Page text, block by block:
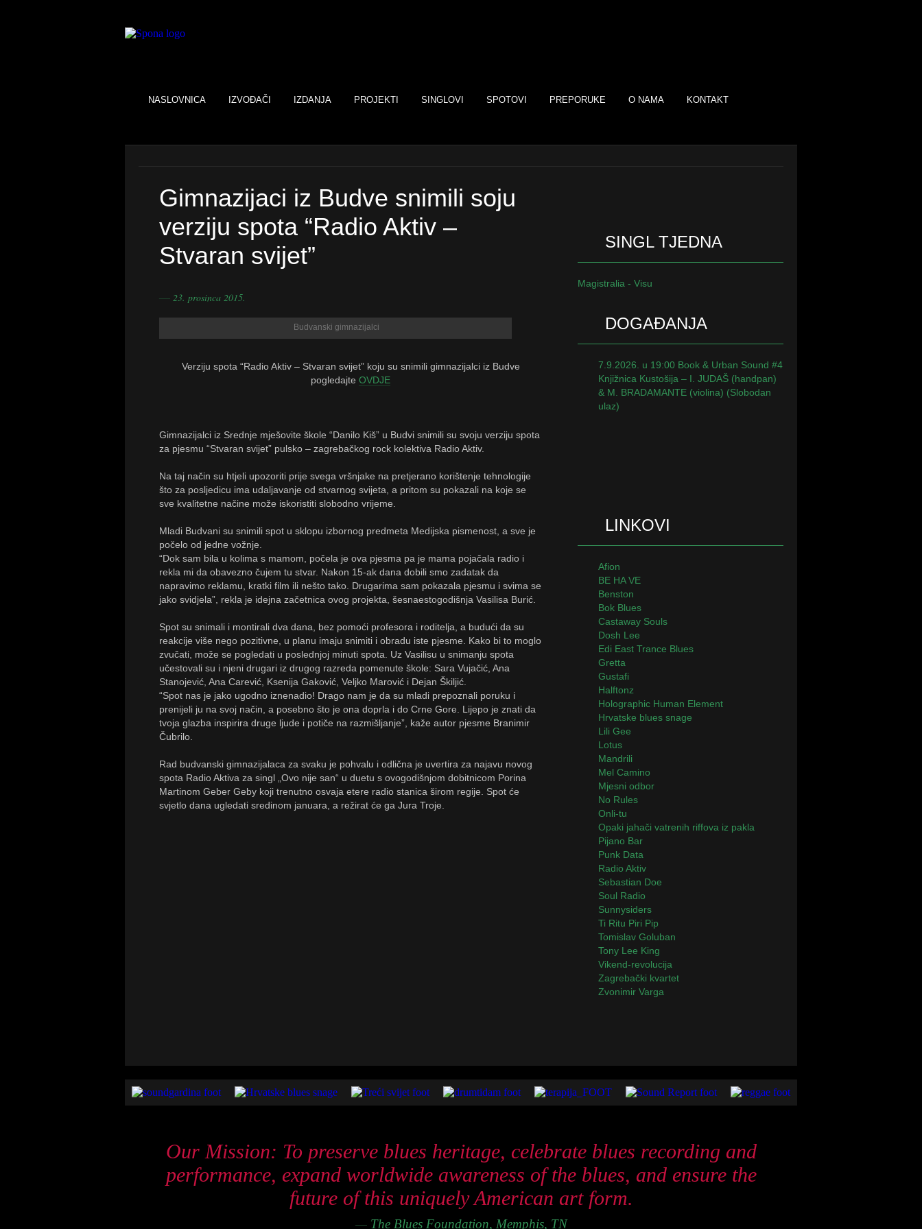
NASLOVNICA IZVOĐAČI IZDANJA PROJEKTI SINGLOVI SPOTOVI PREPORUKE O NAMA KONTAKT
Gimnazijaci iz Budve snimili soju
verziju spota “Radio Aktiv –
Stvaran svijet”
― 23. prosinca 2015.
Budvanski gimnazijalci
Verziju spota “Radio Aktiv – Stvaran svijet” koju su snimili gimnazijalci iz Budve
pogledajte OVDJE
Gimnazijalci iz Srednje mješovite škole “Danilo Kiš” u Budvi snimili su svoju verziju spota
za pjesmu “Stvaran svijet” pulsko – zagrebačkog rock kolektiva Radio Aktiv.
Na taj način su htjeli upozoriti prije svega vršnjake na pretjerano korištenje tehnologije
što za posljedicu ima udaljavanje od stvarnog svijeta, a pritom su pokazali na koje se
sve kvalitetne načine može iskoristiti slobodno vrijeme.
Mladi Budvani su snimili spot u sklopu izbornog predmeta Medijska pismenost, a sve je
počelo od jedne vožnje.
“Dok sam bila u kolima s mamom, počela je ova pjesma pa je mama pojačala radio i
rekla mi da obavezno čujem tu stvar. Nakon 15-ak dana dobili smo zadatak da
napravimo reklamu, kratki film ili nešto tako. Drugarima sam pokazala pjesmu i svima se
jako svidjela”, rekla je idejna začetnica ovog projekta, šesnaestogodišnja Vasilisa Burić.
Spot su snimali i montirali dva dana, bez pomoći profesora i roditelja, a budući da su
reakcije više nego pozitivne, u planu imaju snimiti i obradu iste pjesme. Kako bi to moglo
zvučati, može se pogledati u poslednjoj minuti spota. Uz Vasilisu u snimanju spota
učestovali su i njeni drugari iz drugog razreda pomenute škole: Sara Vujačić, Ana
Stanojević, Ana Carević, Ksenija Gaković, Veljko Marović i Dejan Škiljić.
“Spot nas je jako ugodno iznenadio! Drago nam je da su mladi prepoznali poruku i
prenijeli ju na svoj način, a posebno što je ona doprla i do Crne Gore. Lijepo je znati da
tvoja glazba inspirira druge ljude i potiče na razmišljanje”, kaže autor pjesme Branimir
Čubrilo.
Rad budvanski gimnazijalaca za svaku je pohvalu i odlična je uvertira za najavu novog
spota Radio Aktiva za singl „Ovo nije san“ u duetu s ovogodišnjom dobitnicom Porina
Martinom Geber Geby koji trenutno osvaja etere radio stanica širom regije. Spot će
svjetlo dana ugledati sredinom januara, a režirat će ga Jura Troje.
SINGL TJEDNA
Magistralia - Visu
DOGAĐANJA
7.9.2026. u 19:00 Book & Urban Sound #4
Knjižnica Kustošija – I. JUDAŠ (handpan)
& M. BRADAMANTE (violina) (Slobodan
ulaz)
LINKOVI
Afion
BE HA VE
Benston
Bok Blues
Castaway Souls
Dosh Lee
Edi East Trance Blues
Gretta
Gustafi
Halftonz
Holographic Human Element
Hrvatske blues snage
Lili Gee
Lotus
Mandrili
Mel Camino
Mjesni odbor
No Rules
Onli-tu
Opaki jahači vatrenih riffova iz pakla
Pijano Bar
Punk Data
Radio Aktiv
Sebastian Doe
Soul Radio
Sunnysiders
Ti Ritu Piri Pip
Tomislav Goluban
Tony Lee King
Vikend-revolucija
Zagrebački kvartet
Zvonimir Varga
Our Mission: To preserve blues heritage, celebrate blues recording and
performance, expand worldwide awareness of the blues, and ensure the
future of this uniquely American art form.
—The Blues Foundation, Memphis, TN